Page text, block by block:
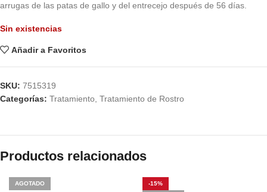
arrugas de las patas de gallo y del entrecejo después de 56 días.
Sin existencias
Añadir a Favoritos
SKU: 7515319
Categorías: Tratamiento Tratamiento de Rostro
Productos relacionados
AGOTADO
-15%